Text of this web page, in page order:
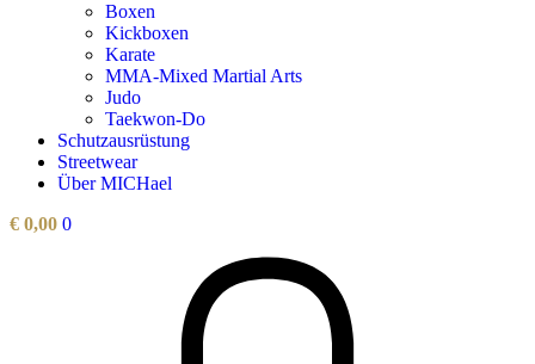
Boxen
Kickboxen
Karate
MMA-Mixed Martial Arts
Judo
Taekwon-Do
Schutzausrüstung
Streetwear
Über MICHael
€ 0,00 0